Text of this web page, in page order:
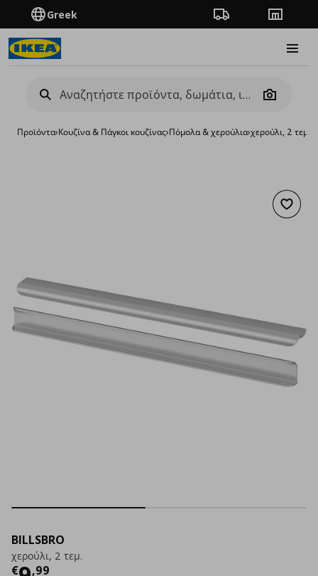
Greek Πορεία παραγγελίας
Camera
Προϊόντα›Κουζίνα & Πάγκοι κουζίνας›Πόμολα & χερούλια›χερούλι, 2 τεμ.
BILLSBRO
χερούλι, 2 τεμ.
€ ,99